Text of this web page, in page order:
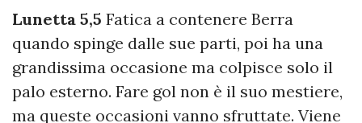
Lunetta 5,5 Fatica a contenere Berra
quando spinge dalle sue parti, poi ha una
grandissima occasione ma colpisce solo il
palo esterno. Fare gol non è il suo mestiere,
ma queste occasioni vanno sfruttate. Viene